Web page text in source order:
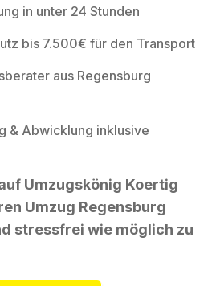
in unter 24 Stunden
bis 7.500€ für den Transport
aus Regensburg
& Abwicklung inklusive
Umzugskönig Koertig
Umzug Regensburg
stressfrei wie möglich zu